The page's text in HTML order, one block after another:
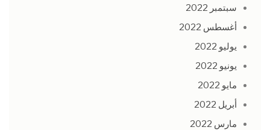
سبتمبر 2022
أغسطس 2022
يوليو 2022
يونيو 2022
مايو 2022
أبريل 2022
مارس 2022